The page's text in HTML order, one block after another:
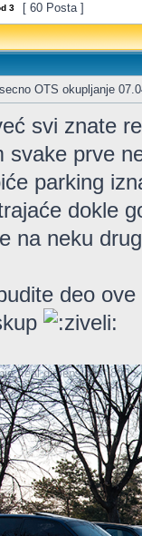
3 [ 60 Posta ]
OTS okupljanje
svi znate
svake prve
parking
dokle
na neku
deo